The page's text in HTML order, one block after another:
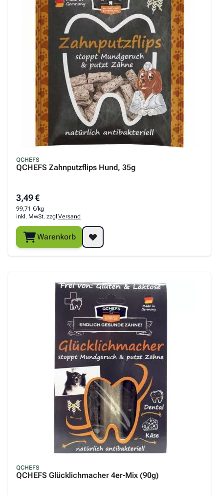
QCHEFS
QCHEFS Zahnputzflips Hund, 35g
3,49 €
99,71 €/kg
inkl. MwSt. zzgl.Versand
Warenkorb
QCHEFS
QCHEFS Glücklichmacher 4er-Mix (90g)